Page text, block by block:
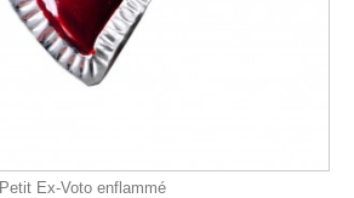
Petit Ex-Voto enflammé